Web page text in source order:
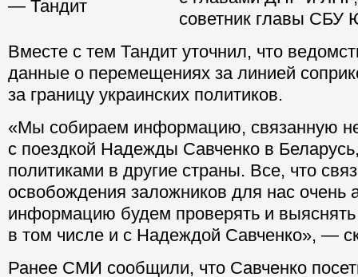
советник главы СБУ
Вместе с тем Тандит уточнил, что
данные о перемещениях за линией
за границу украинских политиков.
«Мы собираем информацию, связанную
с поездкой Надежды Савченко в
политиками в другие страны. Все, что
освобождения заложников для нас очень
информацию будем проверять и
в том числе и с Надеждой Савченко», —
Ранее СМИ сообщили, что Савченко